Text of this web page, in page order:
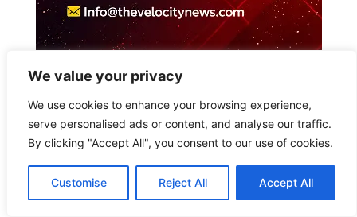
We value your privacy
We use cookies to enhance your browsing experience,
serve personalised ads or content, and analyse our traffic.
By clicking "Accept All", you consent to our use of cookies.
Customise Reject All Accept All